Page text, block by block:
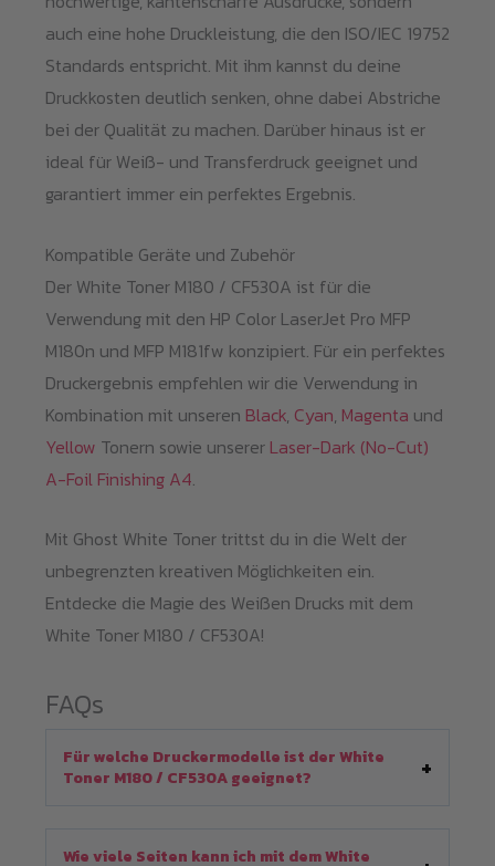
auch eine hohe Druckleistung, die den ISO/IEC 19752
Standards entspricht. Mit ihm kannst du deine
Druckkosten deutlich senken, ohne dabei Abstriche
bei der Qualität zu machen. Darüber hinaus ist er
ideal für Weiß- und Transferdruck geeignet und
garantiert immer ein perfektes Ergebnis.
Kompatible Geräte und Zubehör
Der White Toner M180 / CF530A ist für die
Verwendung mit den HP Color LaserJet Pro MFP
M180n und MFP M181fw konzipiert. Für ein perfektes
Druckergebnis empfehlen wir die Verwendung in
Kombination mit unseren Black, Cyan, Magenta und
Yellow Tonern sowie unserer Laser-Dark (No-Cut)
A-Foil Finishing A4.
Mit Ghost White Toner trittst du in die Welt der
unbegrenzten kreativen Möglichkeiten ein.
Entdecke die Magie des Weißen Drucks mit dem
White Toner M180 / CF530A!
FAQs
Für welche Druckermodelle ist der White
Toner M180 / CF530A geeignet?
Wie viele Seiten kann ich mit dem White